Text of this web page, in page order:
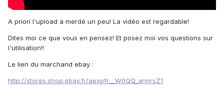
A priori l'upload a merdé un peu! La vidéo est regardable!
Dites moi ce que vous en pensez! Et posez moi vos questions sur
l'utilisation!!
Le lien du marchand ebay :
http://stores.shop.ebay.fr/aexpfr__W0QQ_armrsZ1